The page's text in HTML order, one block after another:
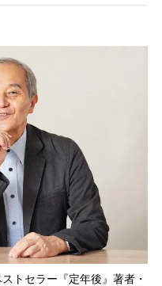
トセラー『定年後』著者・